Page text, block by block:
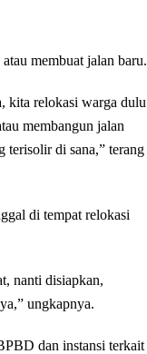
membuat jalan baru.
kita relokasi warga dulu
membangun jalan
terisolir di sana,” terang
di tempat relokasi
nanti disiapkan,
ungkapnya.
dan instansi terkait